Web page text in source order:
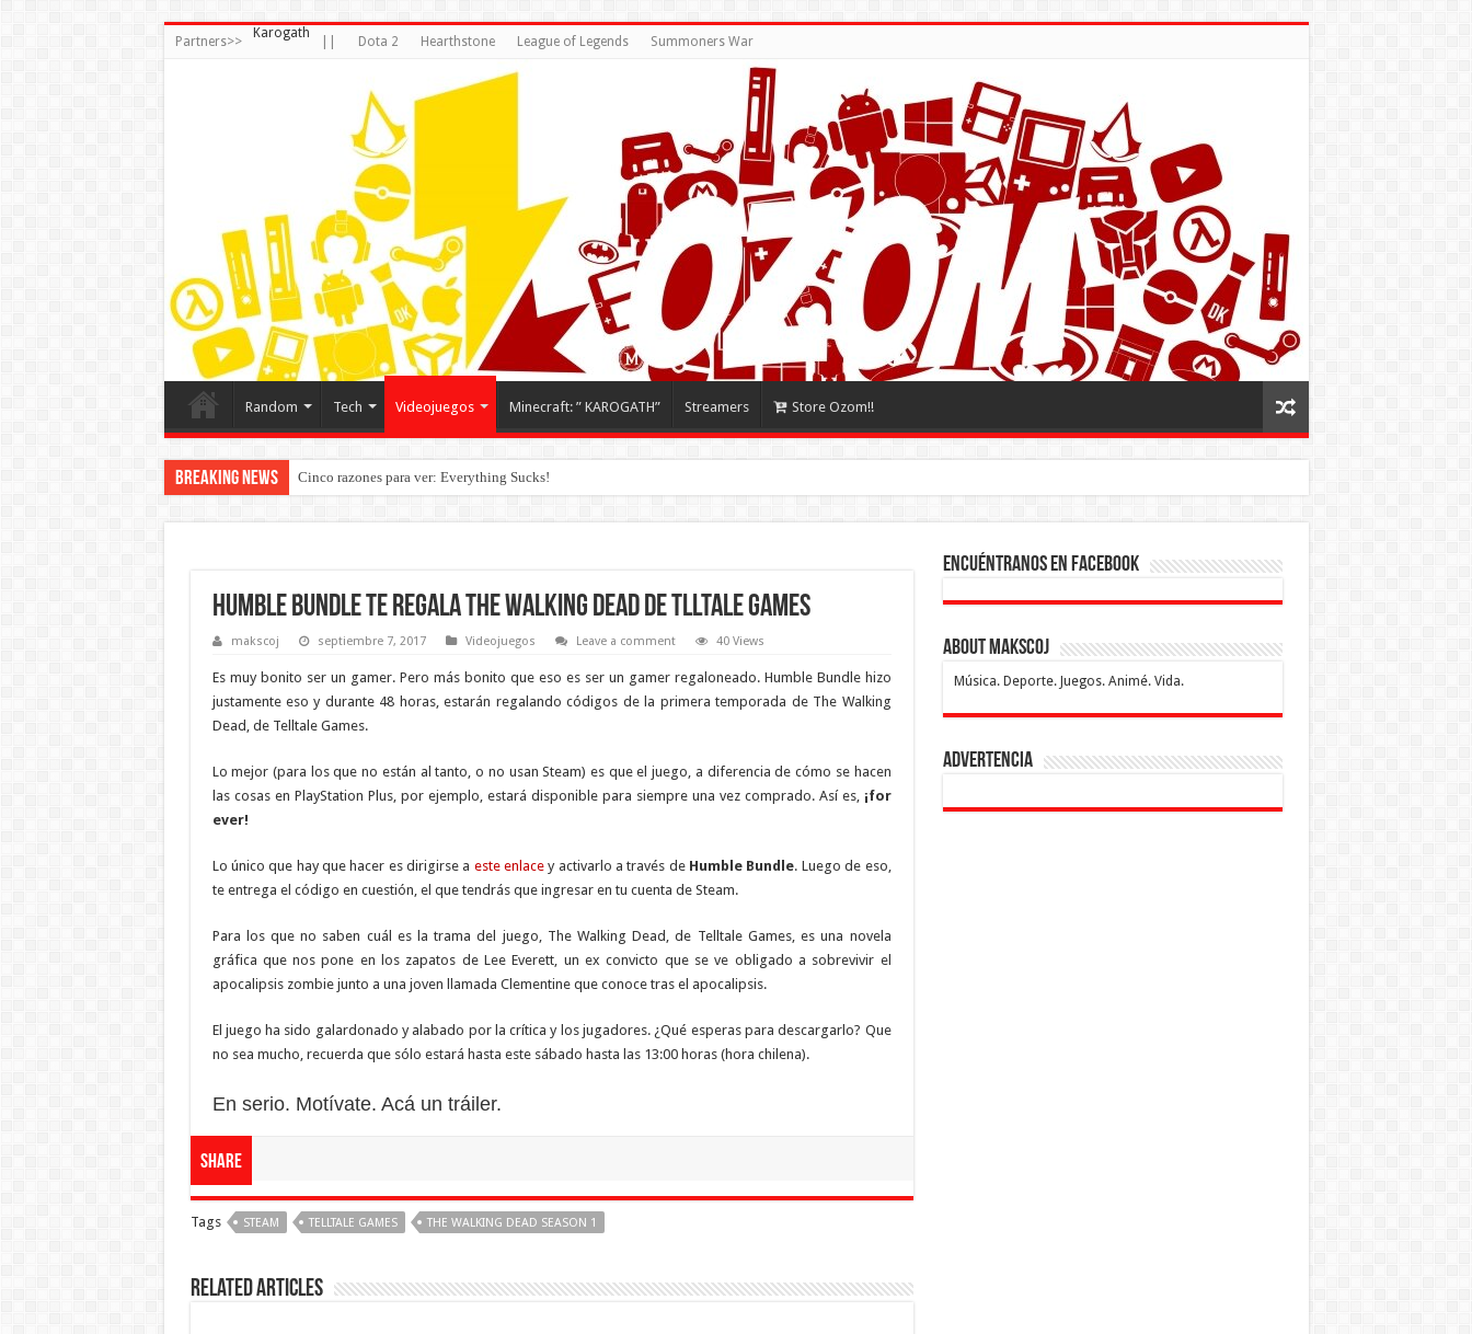
Partners>>
Karogath
Dota 2 Hearthstone League of Legends Summoners War
Random Tech Videojuegos Minecraft: ” KAROGATH” Streamers Store Ozom!!
Breaking News Cinco razones para ver: Everything Sucks!
Humble Bundle te regala The Walking Dead de Tlltale Games
makscoj septiembre 7, 2017 Videojuegos Leave a comment 40 Views
Es muy bonito ser un gamer. Pero más bonito que eso es ser un gamer regaloneado. Humble Bundle hizo
justamente eso y durante 48 horas, estarán regalando códigos de la primera temporada de The Walking
Dead, de Telltale Games.
Lo mejor (para los que no están al tanto, o no usan Steam) es que el juego, a diferencia de cómo se hacen
las cosas en PlayStation Plus, por ejemplo, estará disponible para siempre una vez comprado. Así es, ¡for
ever!
Lo único que hay que hacer es dirigirse a este enlace y activarlo a través de Humble Bundle. Luego de eso,
te entrega el código en cuestión, el que tendrás que ingresar en tu cuenta de Steam.
Para los que no saben cuál es la trama del juego, The Walking Dead, de Telltale Games, es una novela
gráfica que nos pone en los zapatos de Lee Everett, un ex convicto que se ve obligado a sobrevivir el
apocalipsis zombie junto a una joven llamada Clementine que conoce tras el apocalipsis.
El juego ha sido galardonado y alabado por la crítica y los jugadores. ¿Qué esperas para descargarlo? Que
no sea mucho, recuerda que sólo estará hasta este sábado hasta las 13:00 horas (hora chilena).
En serio. Motívate. Acá un tráiler.
Share
Tags STEAM TELLTALE GAMES THE WALKING DEAD SEASON 1
Related Articles
Encuéntranos en Facebook
About makscoj
Música. Deporte. Juegos. Animé. Vida.
Advertencia